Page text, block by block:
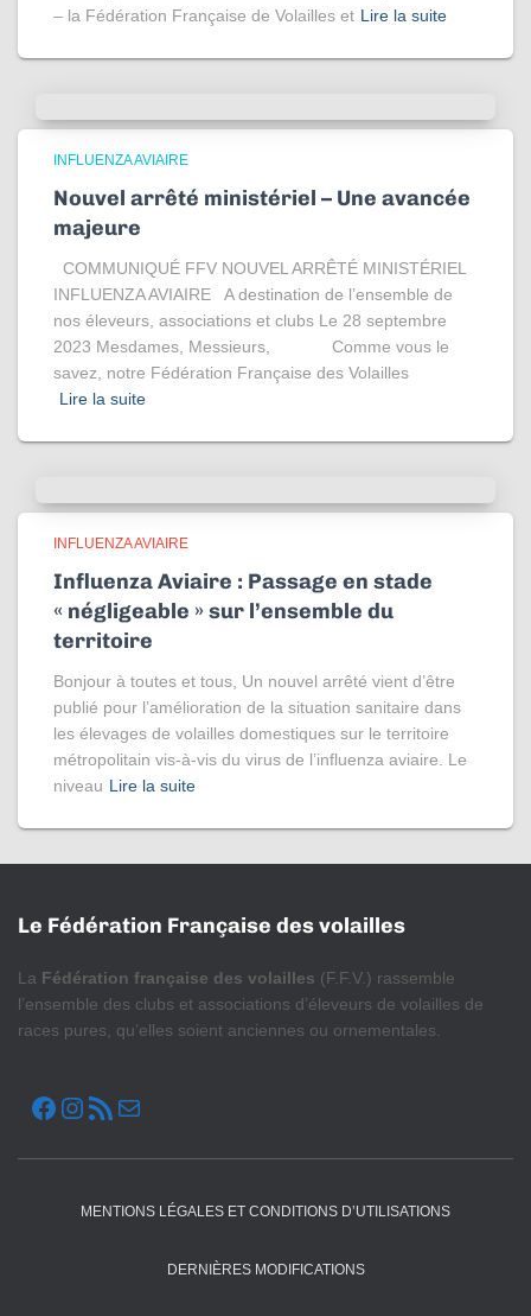
– la Fédération Française de Volailles et Lire la suite
INFLUENZA AVIAIRE
Nouvel arrêté ministériel – Une avancée
majeure
COMMUNIQUÉ FFV NOUVEL ARRÊTÉ MINISTÉRIEL
INFLUENZA AVIAIRE A destination de l’ensemble de
nos éleveurs, associations et clubs Le 28 septembre
2023 Mesdames, Messieurs, Comme vous le
savez, notre Fédération Française des Volailles
Lire la suite
INFLUENZA AVIAIRE
Influenza Aviaire : Passage en stade
« négligeable » sur l’ensemble du
territoire
Bonjour à toutes et tous, Un nouvel arrêté vient d’être
publié pour l’amélioration de la situation sanitaire dans
les élevages de volailles domestiques sur le territoire
métropolitain vis-à-vis du virus de l’influenza aviaire. Le
niveau Lire la suite
Le Fédération Française des volailles
La Fédération française des volailles (F.F.V.) rassemble
l’ensemble des clubs et associations d’éleveurs de volailles de
races pures, qu’elles soient anciennes ou ornementales.
FACEBOOK INSTAGRAM FLUX RSS
MENTIONS LÉGALES ET CONDITIONS D’UTILISATIONS
DERNIÈRES MODIFICATIONS